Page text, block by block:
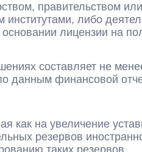
правительством или
либо
лицензии на
составляет не
данным финансовой
как на увеличение
резервов
таких резервов